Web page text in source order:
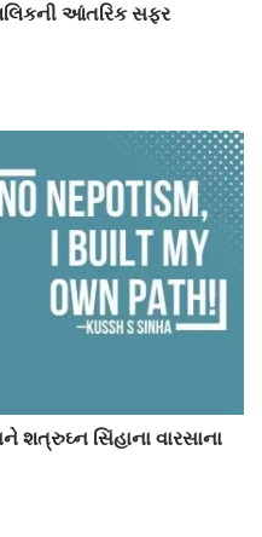
આંતરિક સફર
શત્રુઘ્ન સિંહાના વારસાના